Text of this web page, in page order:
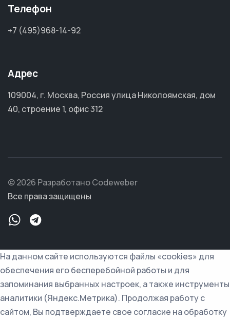
Телефон
+7 (495)968-14-92
Адрес
109004, г. Москва, Россия улица Николоямская, дом
40, строение 1, офис 312
© 2026 Разработано Codeweber
Все права защищены
На данном сайте используются файлы «cookies» для
обеспечения его бесперебойной работы и для
запоминания выбранных настроек, а также инструменты
аналитики (Яндекс.Метрика). Продолжая работу с
сайтом, Вы подтверждаете свое согласие на обработку